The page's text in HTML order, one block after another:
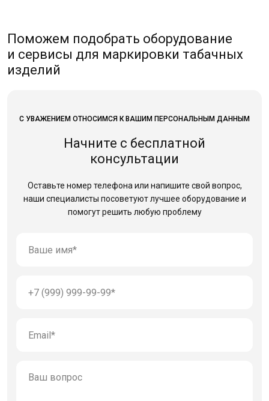
Поможем подобрать оборудование
и сервисы для маркировки табачных
изделий
С УВАЖЕНИЕМ ОТНОСИМСЯ К ВАШИМ ПЕРСОНАЛЬНЫМ ДАННЫМ
Начните с бесплатной
консультации
Оставьте номер телефона или напишите свой вопрос,
наши специалисты посоветуют лучшее оборудование и
помогут решить любую проблему